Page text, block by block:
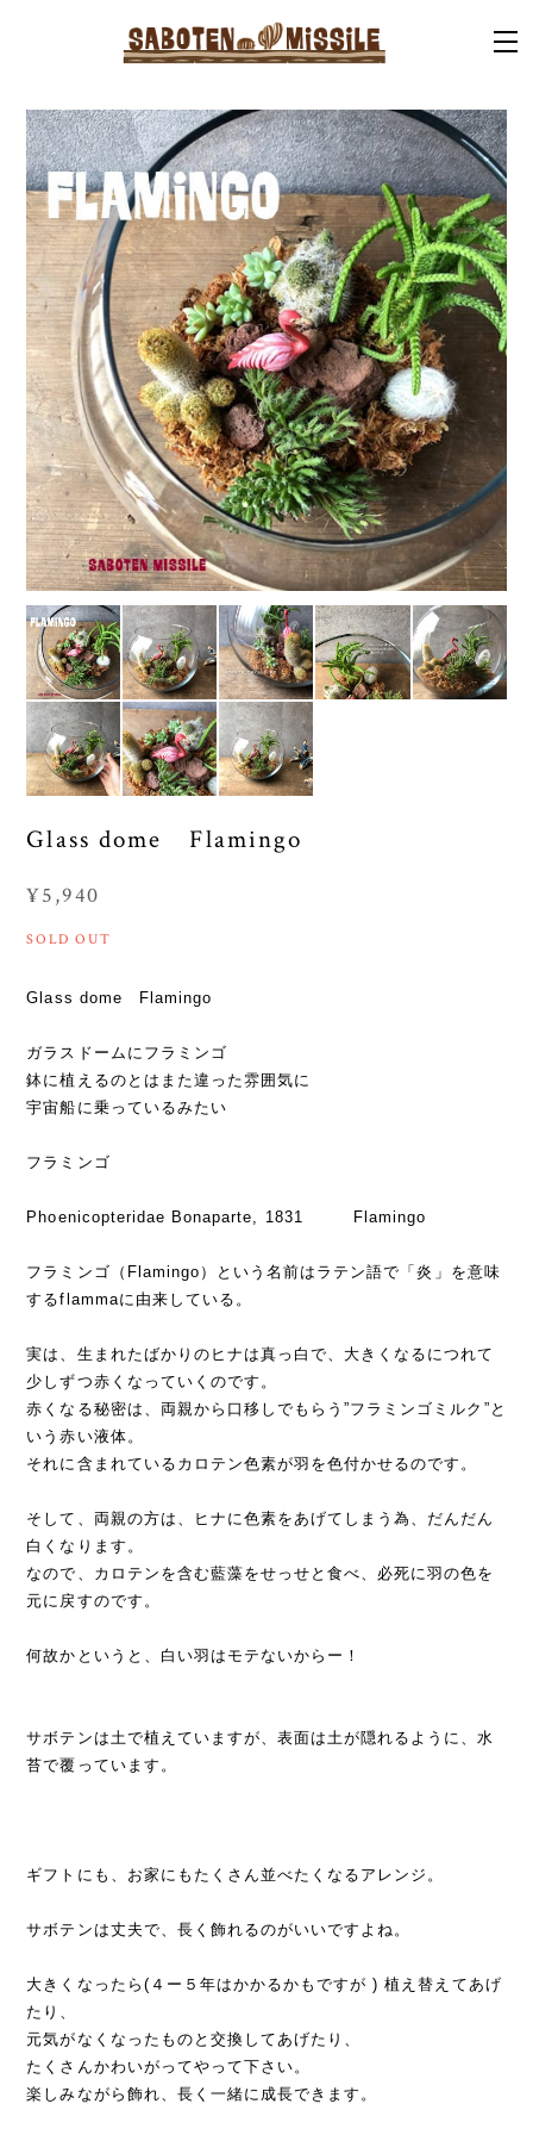
Glass dome Flamingo
¥5,940
SOLD OUT
Glass dome Flamingo
ガラスドームにフラミンゴ
鉢に植えるのとはまた違った雰囲気に
宇宙船に乗っているみたい
フラミンゴ
Phoenicopteridae Bonaparte, 1831 Flamingo
フラミンゴ（Flamingo）という名前はラテン語で「炎」を意味
するflammaに由来している。
実は、生まれたばかりのヒナは真っ白で、大きくなるにつれて
少しずつ赤くなっていくのです。
赤くなる秘密は、両親から口移しでもらう”フラミンゴミルク”と
いう赤い液体。
それに含まれているカロテン色素が羽を色付かせるのです。
そして、両親の方は、ヒナに色素をあげてしまう為、だんだん
白くなります。
なので、カロテンを含む藍藻をせっせと食べ、必死に羽の色を
元に戻すのです。
何故かというと、白い羽はモテないからー！
サボテンは土で植えていますが、表面は土が隠れるように、水
苔で覆っています。
ギフトにも、お家にもたくさん並べたくなるアレンジ。
サボテンは丈夫で、長く飾れるのがいいですよね。
大きくなったら(４ー５年はかかるかもですが ) 植え替えてあげ
たり、
元気がなくなったものと交換してあげたり、
たくさんかわいがってやって下さい。
楽しみながら飾れ、長く一緒に成長できます。